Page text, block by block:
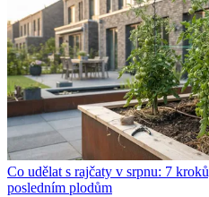
Co udělat s rajčaty v srpnu: 7
posledním plodům